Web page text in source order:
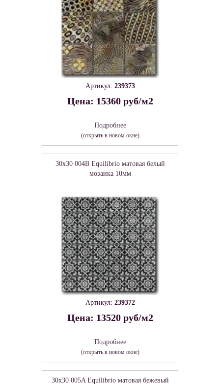
Артикул: 239373
Цена: 15360 руб/м2
Подробнее
(открыть в новом окне)
30x30 004B Equilibrio матовая белый
мозаика 10мм
Артикул: 239372
Цена: 13520 руб/м2
Подробнее
(открыть в новом окне)
30x30 005A Equilibrio матовая бежевый